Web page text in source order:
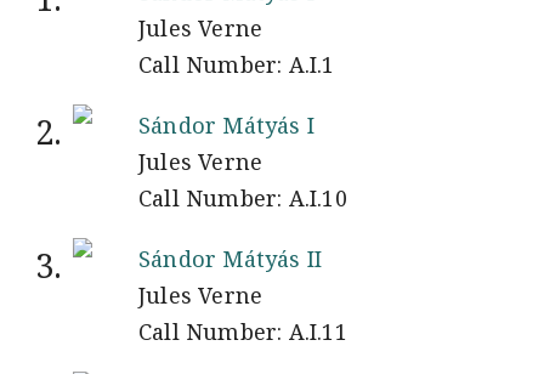
Jules Verne
Call Number: A.I.1
2.
Sándor Mátyás I
Jules Verne
Call Number: A.I.10
3.
Sándor Mátyás II
Jules Verne
Call Number: A.I.11